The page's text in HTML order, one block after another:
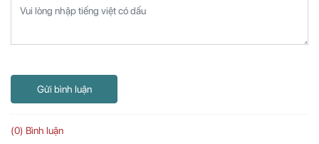
Gửi bình luận
(0) Bình luận